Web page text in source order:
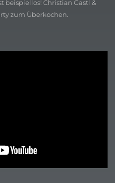
beispiellos! Christian Gastl &
zum Überkochen.